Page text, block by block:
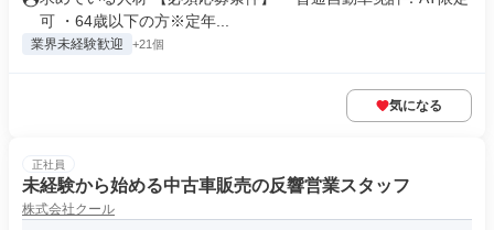
可 ・64歳以下の方※定年...
業界未経験歓迎 +21個
気になる
正社員
未経験から始める中古車販売の反響営業スタッフ
株式会社クール